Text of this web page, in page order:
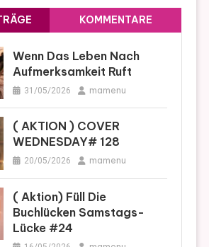
KOMMENTARE
Wenn Das Leben Nach
Aufmerksamkeit Ruft
31/05/2026 mamenu
( AKTION ) COVER
WEDNESDAY# 128
20/05/2026 mamenu
( Aktion) Füll Die
Buchlücken Samstags-
Lücke #24